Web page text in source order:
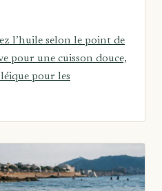
l’huile selon le point de
pour une cuisson douce,
pour les